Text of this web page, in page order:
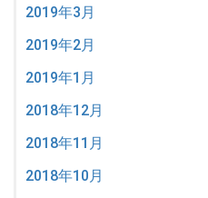
2019年3月
2019年2月
2019年1月
2018年12月
2018年11月
2018年10月